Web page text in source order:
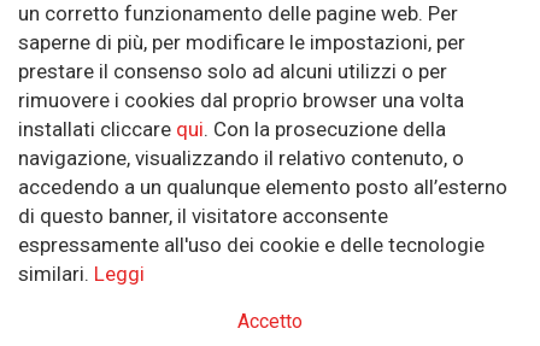
Informazioni
Riguardo a noi
Politica sulla Riservatezza
SEGUICI SUI SOCIAL
un corretto funzionamento delle pagine web. Per
saperne di più, per modificare le impostazioni, per
prestare il consenso solo ad alcuni utilizzi o per
rimuovere i cookies dal proprio browser una volta
installati cliccare qui. Con la prosecuzione della
navigazione, visualizzando il relativo contenuto, o
accedendo a un qualunque elemento posto all’esterno
di questo banner, il visitatore acconsente
espressamente all'uso dei cookie e delle tecnologie
similari. Leggi
Accetto